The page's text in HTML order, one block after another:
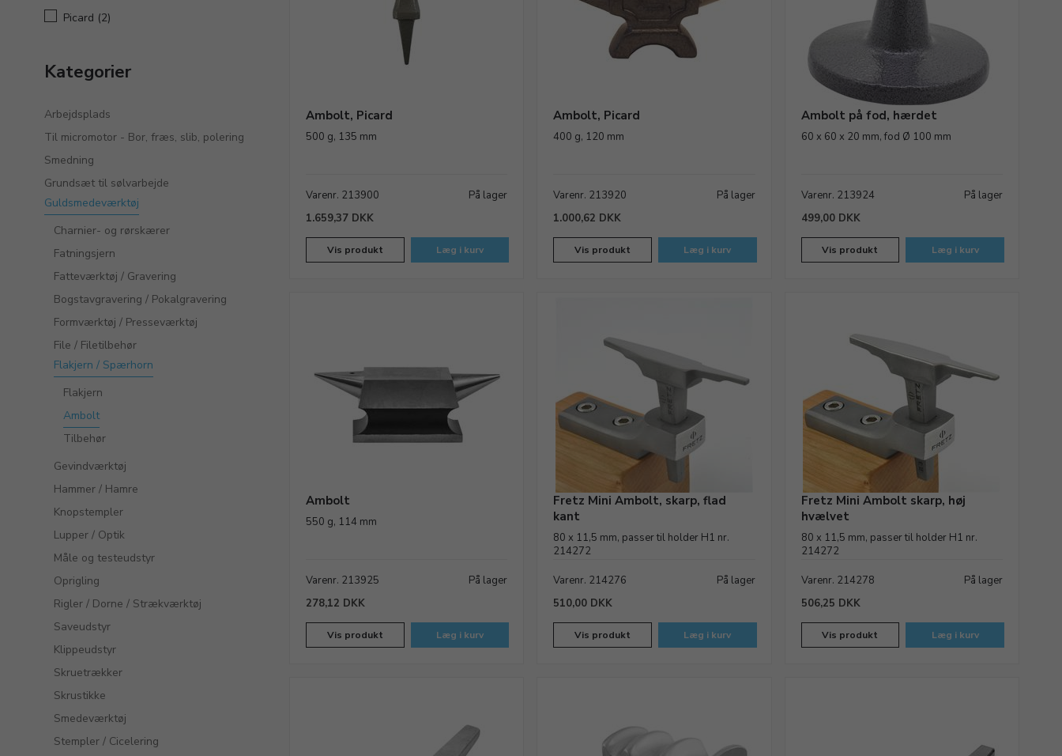
Picard (2)
Kategorier
Arbejdsplads
Til micromotor - Bor, fræs, slib, polering
Smedning
Grundsæt til sølvarbejde
Guldsmedeværktøj
Charnier- og rørskærer
Fatningsjern
Fatteværktøj / Gravering
Bogstavgravering / Pokalgravering
Formværktøj / Presseværktøj
File / Filetilbehør
Flakjern / Spærhorn
Flakjern
Ambolt
Tilbehør
Gevindværktøj
Hammer / Hamre
Knopstempler
Lupper / Optik
Måle og testeudstyr
Oprigling
Rigler / Dorne / Strækværktøj
Saveudstyr
Klippeudstyr
Skruetrækker
Skrustikke
Smedeværktøj
Stempler / Cicelering
Ambolt, Picard
500 g, 135 mm
Varenr. 213900
På lager
1.659,37 DKK
Vis produkt Læg i kurv
Ambolt, Picard
400 g, 120 mm
Varenr. 213920
På lager
1.000,62 DKK
Vis produkt Læg i kurv
Ambolt på fod, hærdet
60 x 60 x 20 mm, fod Ø 100 mm
Varenr. 213924
På lager
499,00 DKK
Vis produkt Læg i kurv
Ambolt
550 g, 114 mm
Varenr. 213925
På lager
278,12 DKK
Vis produkt Læg i kurv
Fretz Mini Ambolt, skarp, flad
kant
80 x 11,5 mm, passer til holder H1 nr.
214272
Varenr. 214276
På lager
510,00 DKK
Vis produkt Læg i kurv
Fretz Mini Ambolt skarp, høj
hvælvet
80 x 11,5 mm, passer til holder H1 nr.
214272
Varenr. 214278
På lager
506,25 DKK
Vis produkt Læg i kurv